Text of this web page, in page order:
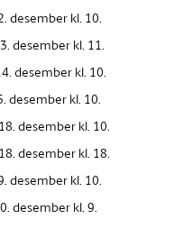
desember kl. 10.
desember kl. 11.
desember kl. 10.
desember kl. 10.
desember kl. 10.
desember kl. 18.
desember kl. 10.
desember kl. 9.